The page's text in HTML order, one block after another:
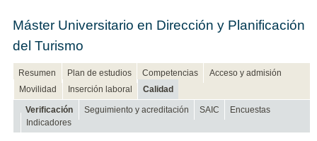
Máster Universitario en Dirección y Planificación
del Turismo
Resumen Plan de estudios Competencias
Acceso y admisión
Movilidad
Inserción laboral Calidad
Verificación Seguimiento y acreditación SAIC
Encuestas
Indicadores